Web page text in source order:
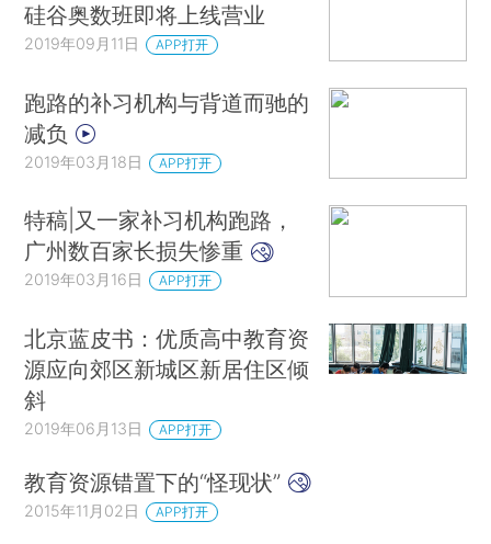
硅谷奥数班即将上线营业
2019年09月11日 APP打开
跑路的补习机构与背道而驰的
减负
2019年03月18日 APP打开
特稿|又一家补习机构跑路，
广州数百家长损失惨重
2019年03月16日 APP打开
北京蓝皮书：优质高中教育资
源应向郊区新城区新居住区倾
斜
2019年06月13日 APP打开
教育资源错置下的“怪现状”
2015年11月02日 APP打开